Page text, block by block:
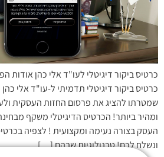
כרטיס ביקור דיגיטלי לעו"ד אלי כהן אודות
כרטיס ביקור דיגיטלי תדמיתי ל-עו"ד אלי
שמטרתו להציג את פרסום החזות העסקית
ומהיר ביותר! הכרטיס הדיגיטלי משקף
העסק בצורה נעימה ומקצועית ! לצפיה
ונשלח לכם! טכנולוגיות שבהם […]